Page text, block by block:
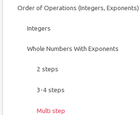
Order of Operations (Integers, Exponents)
Integers
Whole Numbers With Exponents
2 steps
3-4 steps
Multi step